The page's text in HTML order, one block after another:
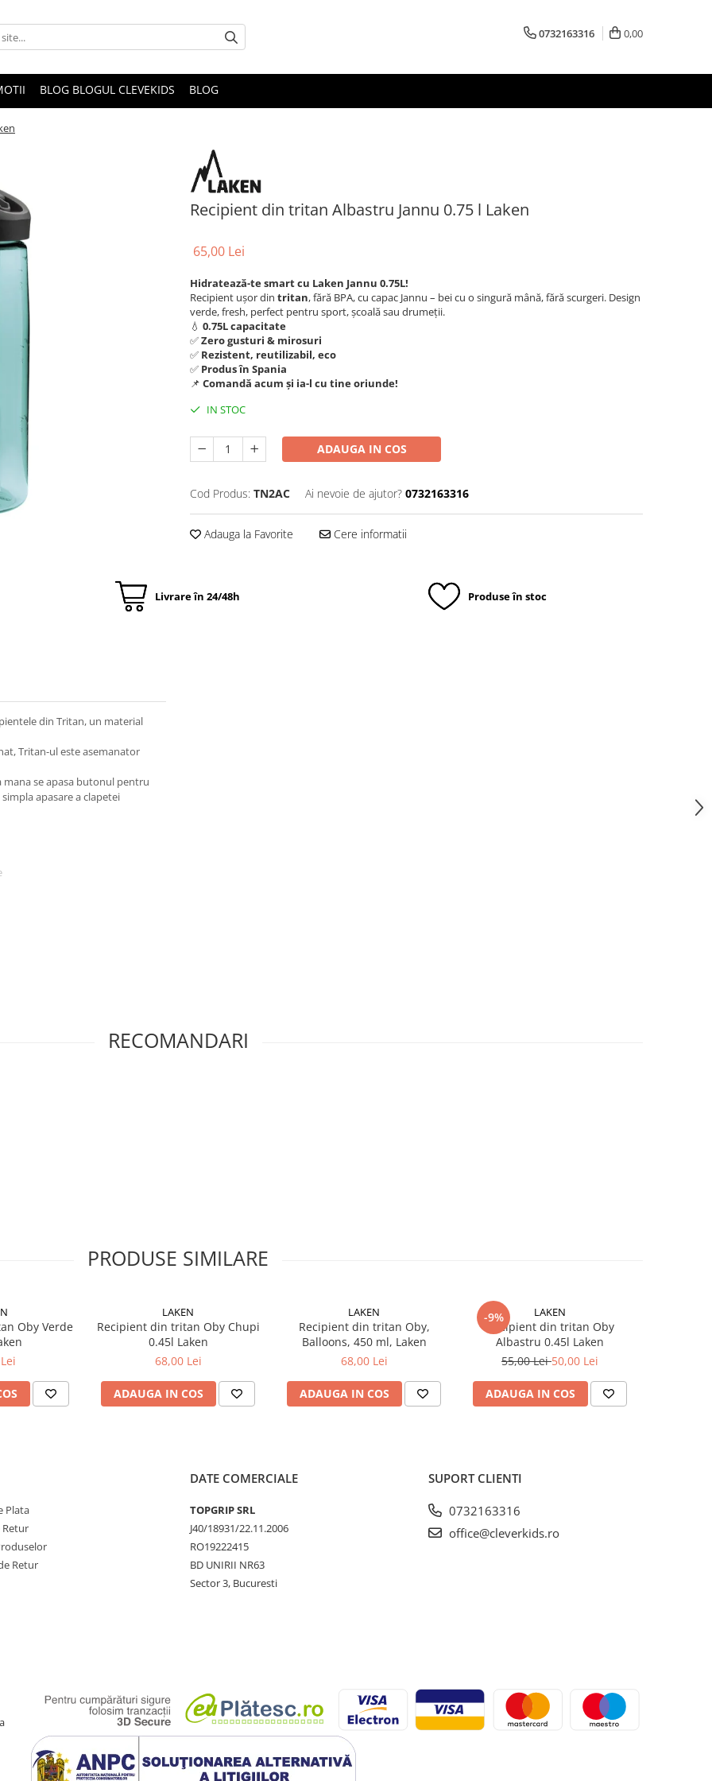
0732163316 0,00
BLOG BLOGUL CLEVEKIDS BLOG
Recipient din tritan Albastru Jannu 0.75 l Laken
65,00 Lei
Hidratează-te smart cu Laken Jannu 0.75L!
Recipient ușor din tritan, fără BPA, cu capac Jannu – bei cu o singură mână, fără scurgeri. Design
verde, fresh, perfect pentru sport, școală sau drumeții.
💧 0.75L capacitate
✅Zero gusturi & mirosuri
✅ Rezistent, reutilizabil, eco
✅ Produs în Spania
📌 Comandă acum și ia-l cu tine oriunde!
IN STOC
ADAUGA IN COS
Cod Produs: TN2AC Ai nevoie de ajutor? 0732163316
Adauga la Favorite Cere informatii
Livrare în 24/48h Produse în stoc
din Tritan, un material
Tritan-ul este asemanator
mana se apasa butonul pentru
apasare a clapetei
apasare pe buton. Inchidere
BPS
caderilor accidentale si
spalat vase
in nici un fel procesele
ce vin in contact cu
RECOMANDARI
PRODUSE SIMILARE
Oby Verde
LAKEN
Recipient din tritan Oby Chupi
0.45l Laken
68,00 Lei
ADAUGA IN COS
LAKEN
Recipient din tritan Oby,
Balloons, 450 ml, Laken
68,00 Lei
ADAUGA IN COS
-9% LAKEN
Recipient din tritan Oby
Albastru 0.45l Laken
55,00 Lei50,00 Lei
ADAUGA IN COS
Plata
Retur
Retur
DATE COMERCIALE
TOPGRIP SRL
J40/18931/22.11.2006
RO19222415
BD UNIRII NR63
Sector 3, Bucuresti
SUPORT CLIENTI
0732163316
office@cleverkids.ro